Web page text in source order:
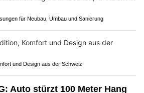
für Neubau, Umbau und Sanierung
und Design aus der Schweiz
Auto stürzt 100 Meter Hang